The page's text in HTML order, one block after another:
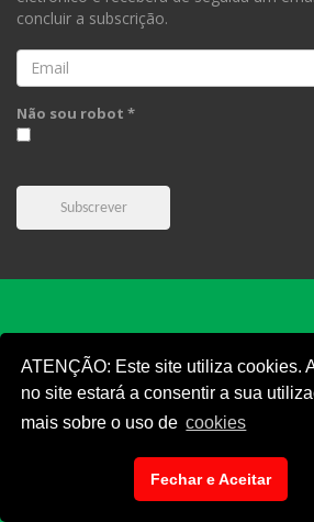
ATENÇÃO: Este site utiliza cookies.
no site estará a consentir a sua
mais sobre o uso de cookies
Fechar e Aceitar
concluir a subscrição.
Email
Não sou robot *
Subscrever
FPC © 2019 - Todos os direitos reservados |
Termos e Condições|Denúncia
Site desenvolvido por: Cyclopnet -